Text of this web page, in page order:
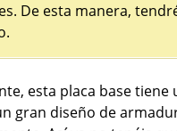
De esta manera,
esta placa base
gran diseño de